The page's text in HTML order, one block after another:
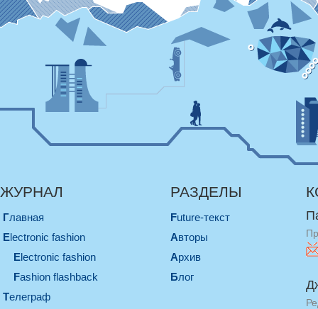
ЖУРНАЛ
Главная
electronic fashion
electronic fashion
Fashion flashback
телеграф
РАЗДЕЛЫ
Future-текст
Авторы
Архив
Блог